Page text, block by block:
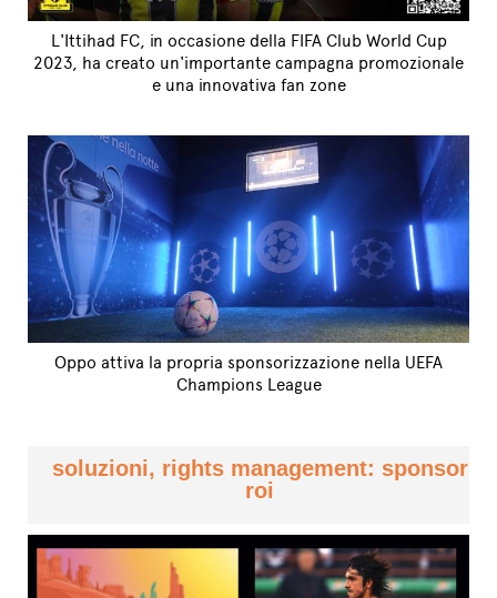
L'Ittihad FC, in occasione della FIFA Club World Cup
2023, ha creato un'importante campagna promozionale
e una innovativa fan zone
Oppo attiva la propria sponsorizzazione nella UEFA
Champions League
soluzioni, rights management: sponsor
roi